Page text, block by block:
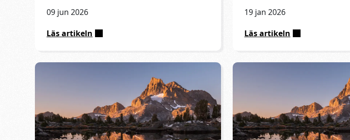
09 jun 2026
Läs artikeln
:
Scandinavia
19 jan 2026
Läs artikeln
:
Safety